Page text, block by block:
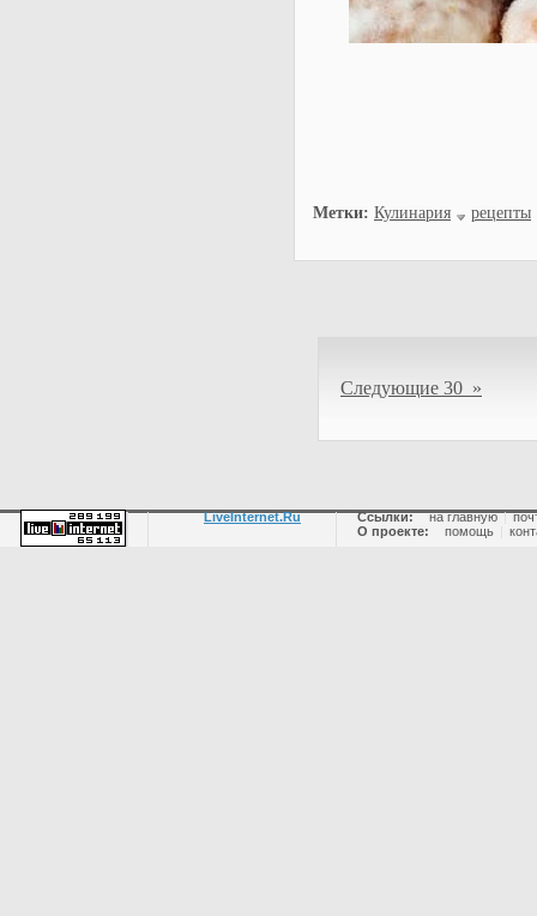
Метки: Кулинария рецепты
Следующие 30 »
LiveInternet.Ru Ссылки: на главную |
О проекте:
помощь